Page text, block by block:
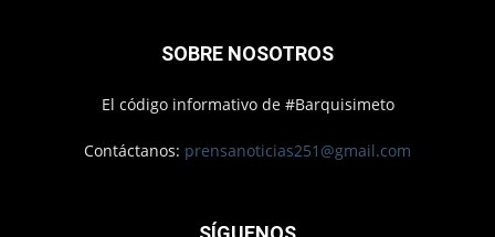
SOBRE NOSOTROS
El código informativo de #Barquisimeto
Contáctanos: prensanoticias251@gmail.com